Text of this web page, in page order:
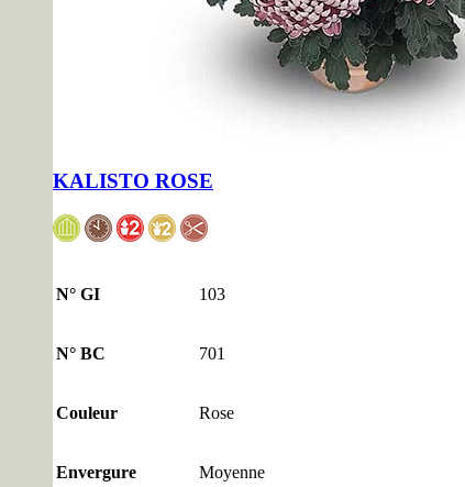
KALISTO ROSE
N° GI 103
N° BC 701
Couleur Rose
Envergure Moyenne